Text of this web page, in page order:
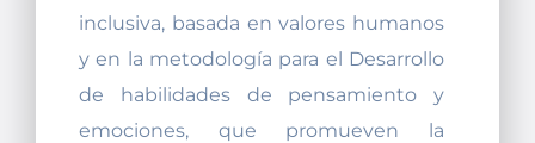
inclusiva, basada en valores humanos
y en la metodología para el Desarrollo
de habilidades de pensamiento y
emociones, que promueven la